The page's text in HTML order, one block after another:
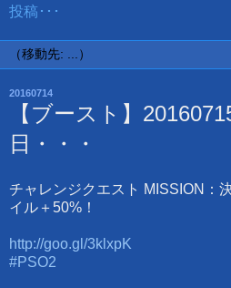
投稿･･･
20160714
【ブースト】
日・・・
チャレンジクエスト MISSION：
イル＋50%！
http://goo.gl/3klxpK
#PSO2